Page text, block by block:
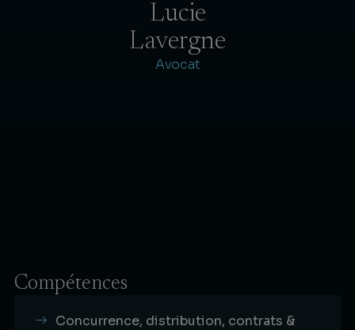
Lucie
Lavergne
Avocat
Compétences
Concurrence, distribution, contrats &